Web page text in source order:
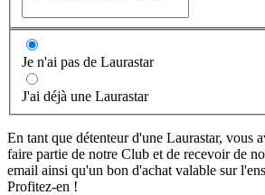
Je n'ai pas de Laurastar
J'ai déjà une Laurastar
En tant que détenteur d'une Laurastar, vous
faire partie de notre Club et de recevoir de
email ainsi qu'un bon d'achat valable sur
Profitez-en !